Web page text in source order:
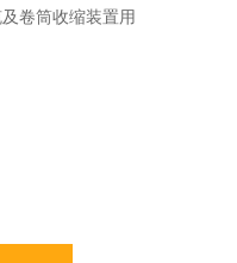
卷筒收缩装置用